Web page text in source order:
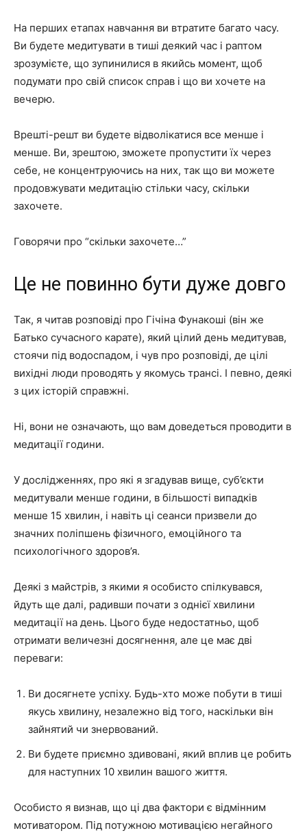
На перших етапах навчання ви втратите багато часу.
Ви будете медитувати в тиші деякий час і раптом
зрозумієте, що зупинилися в якийсь момент, щоб
подумати про свій список справ і що ви хочете на
вечерю.
Врешті-решт ви будете відволікатися все менше і
менше. Ви, зрештою, зможете пропустити їх через
себе, не концентруючись на них, так що ви можете
продовжувати медитацію стільки часу, скільки
захочете.
Говорячи про “скільки захочете…”
Це не повинно бути дуже довго
Так, я читав розповіді про Гічіна Фунакоші (він же
Батько сучасного карате), який цілий день медитував,
стоячи під водоспадом, і чув про розповіді, де цілі
вихідні люди проводять у якомусь трансі. І певно, деякі
з цих історій справжні.
Ні, вони не означають, що вам доведеться проводити в
медитації години.
У дослідженнях, про які я згадував вище, суб’єкти
медитували менше години, в більшості випадків
менше 15 хвилин, і навіть ці сеанси призвели до
значних поліпшень фізичного, емоційного та
психологічного здоров’я.
Деякі з майстрів, з якими я особисто спілкувався,
йдуть ще далі, радивши почати з однієї хвилини
медитації на день. Цього буде недостатньо, щоб
отримати величезні досягнення, але це має дві
переваги:
Ви досягнете успіху. Будь-хто може побути в тиші
якусь хвилину, незалежно від того, наскільки він
зайнятий чи знервований.
Ви будете приємно здивовані, який вплив це робить
для наступних 10 хвилин вашого життя.
Особисто я визнав, що ці два фактори є відмінним
мотиватором. Під потужною мотивацією негайного